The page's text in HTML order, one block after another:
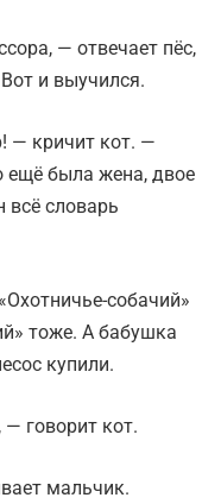
— отвечает пёс,
и выучился.
— кричит кот. —
ещё была жена, двое
всё словарь
собачий»
тоже. А бабушка
купили.
говорит кот.
мальчик.